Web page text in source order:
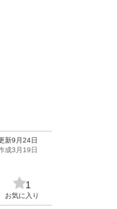
新9月24日
成3月19日
1
お気に入り